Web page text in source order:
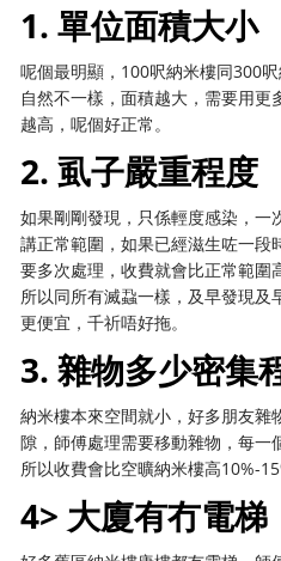
1. 單位面積大小
呢個最明顯，100呎納米樓同300
自然不一樣，面積越大，需要用
越高，呢個好正常。
2. 虱子嚴重程度
如果剛剛發現，只係輕度感染，一
講正常範圍，如果已經滋生咗一段
要多次處理，收費就會比正常範圍
所以同所有滅蝨一樣，及早發現
更便宜，千祈唔好拖。
3. 雜物多少密集
納米樓本來空間就小，好多朋友雜
隙，師傅處理需要移動雜物，每一
所以收費會比空曠納米樓高10%-
4> 大廈有冇電梯